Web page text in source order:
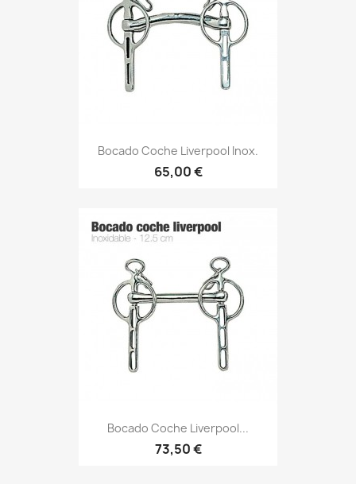
Bocado Coche Liverpool Inox.
65,00 €
Bocado Coche Liverpool...
73,50 €